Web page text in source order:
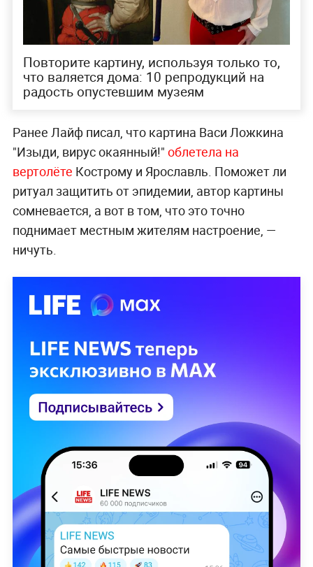
Повторите картину, используя только то,
что валяется дома: 10 репродукций на
радость опустевшим музеям
Ранее Лайф писал, что картина Васи Ложкина
"Изыди, вирус окаянный!" облетела на
вертолёте Кострому и Ярославль. Поможет ли
ритуал защитить от эпидемии, автор картины
сомневается, а вот в том, что это точно
поднимает местным жителям настроение, —
ничуть.